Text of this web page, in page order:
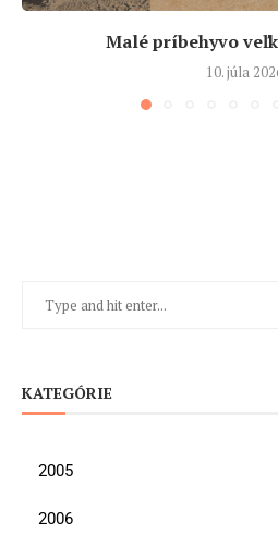
Malé príbehyvo
10. júla
KATEGÓRIE
2005
2006